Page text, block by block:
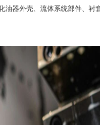
器外壳、流体系统部件、